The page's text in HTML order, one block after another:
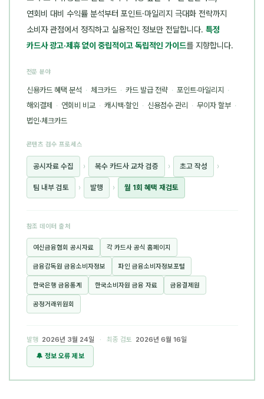
연회비 대비 수익률 분석부터 포인트·마일리지 극대화 전략까지
소비자 관점에서 정직하고 실용적인 정보만 전달합니다. 특정
카드사 광고·제휴 없이 중립적이고 독립적인 가이드를 지향합니다.
전문 분야
신용카드 혜택 분석 · 체크카드 · 카드 발급 전략 · 포인트·마일리지 ·
해외결제 · 연회비 비교 · 캐시백·할인 · 신용점수 관리 · 무이자 할부 ·
법인·체크카드
콘텐츠 검수 프로세스
공시자료 수집 › 복수 카드사 교차 검증 › 초고 작성 ›
팀 내부 검토 › 발행 › 월 1회 혜택 재검토
참조 데이터 출처
여신금융협회 공시자료 각 카드사 공식 홈페이지
금융감독원 금융소비자정보 파인 금융소비자정보포털
한국은행 금융통계 한국소비자원 금융 자료 금융결제원
공정거래위원회
발행 2026년 3월 24일 · 최종 검토
2026년 6월 16일
🔔 정보 오류 제보